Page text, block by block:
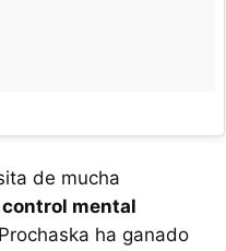
de mucha
mental
ha ganado